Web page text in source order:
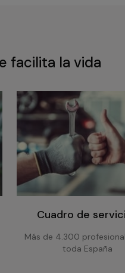
facilita la vida
Cuadro de
Más de 4.300
toda España